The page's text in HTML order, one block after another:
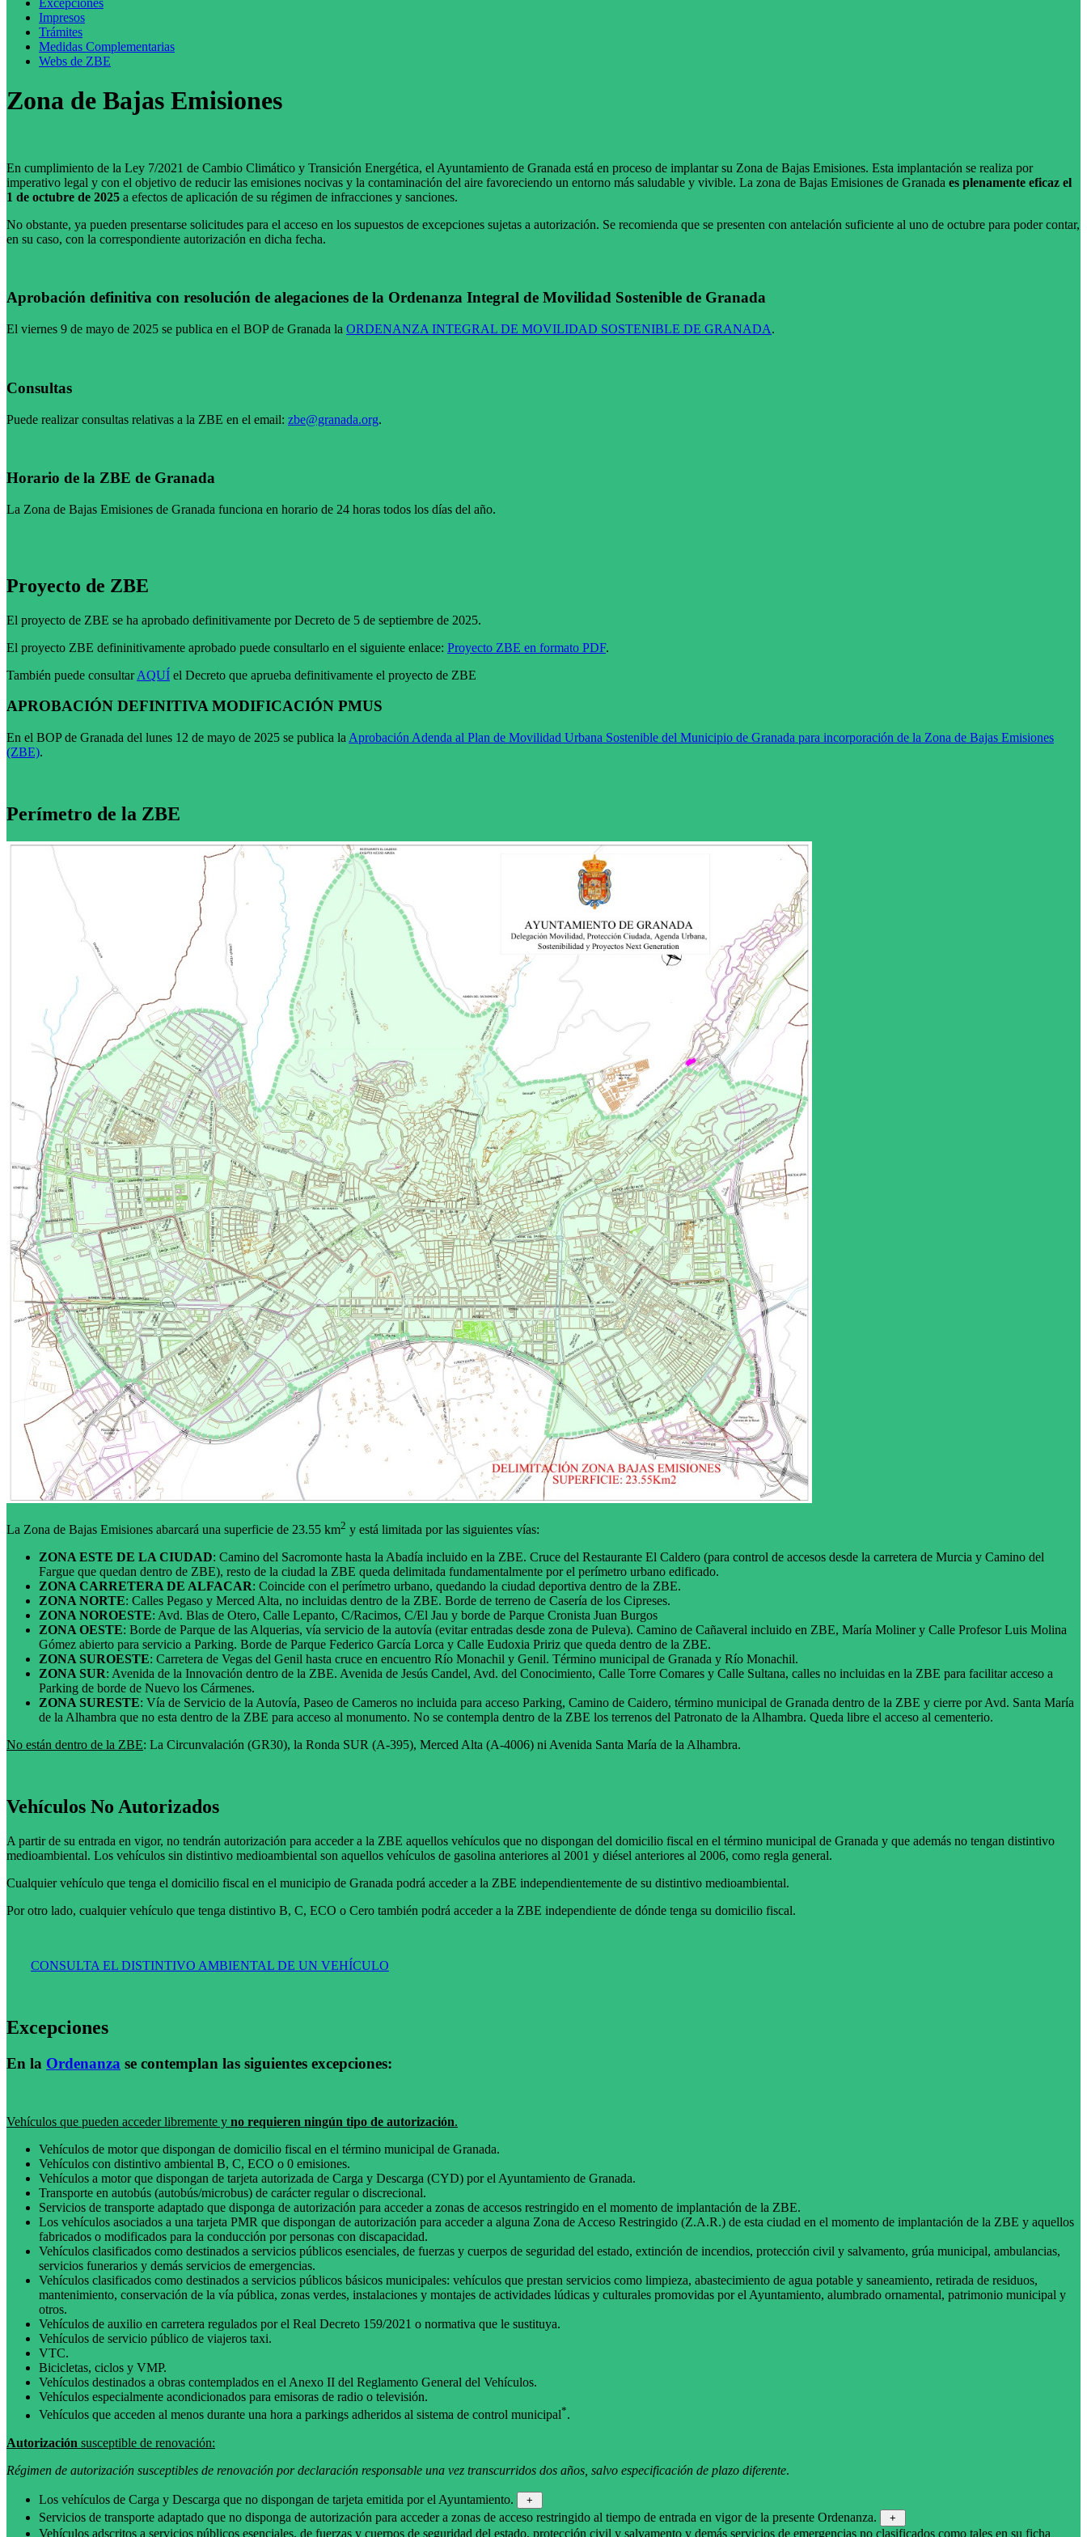
Impresos
Trámites
Medidas Complementarias
Webs de ZBE
Zona de Bajas Emisiones
En cumplimiento de la Ley 7/2021 de Cambio Climático y Transición Energética, el Ayuntamiento de Granada está en proceso de implantar su Zona de Bajas Emisiones. Esta implantación se realiza por
imperativo legal y con el objetivo de reducir las emisiones nocivas y la contaminación del aire favoreciendo un entorno más saludable y vivible. La zona de Bajas Emisiones de Granada es plenamente eficaz el
1 de octubre de 2025 a efectos de aplicación de su régimen de infracciones y sanciones.
No obstante, ya pueden presentarse solicitudes para el acceso en los supuestos de excepciones sujetas a autorización. Se recomienda que se presenten con antelación suficiente al uno de octubre para poder contar,
en su caso, con la correspondiente autorización en dicha fecha.
Aprobación definitiva con resolución de alegaciones de la Ordenanza Integral de Movilidad Sostenible de Granada
El viernes 9 de mayo de 2025 se publica en el BOP de Granada la ORDENANZA INTEGRAL DE MOVILIDAD SOSTENIBLE DE GRANADA.
Consultas
Puede realizar consultas relativas a la ZBE en el email: zbe@granada.org.
Horario de la ZBE de Granada
La Zona de Bajas Emisiones de Granada funciona en horario de 24 horas todos los días del año.
Proyecto de ZBE
El proyecto de ZBE se ha aprobado definitivamente por Decreto de 5 de septiembre de 2025.
El proyecto ZBE defininitivamente aprobado puede consultarlo en el siguiente enlace: Proyecto ZBE en formato PDF.
También puede consultarAQUÍ el Decreto que aprueba definitivamente el proyecto de ZBE
APROBACIÓN DEFINITIVA MODIFICACIÓN PMUS
En el BOP de Granada del lunes 12 de mayo de 2025 se publica la Aprobación Adenda al Plan de Movilidad Urbana Sostenible del Municipio de Granada para incorporación de la Zona de Bajas Emisiones
(ZBE).
Perímetro de la ZBE
La Zona de Bajas Emisiones abarcará una superficie de 23.55 km2 y está limitada por las siguientes vías:
ZONA ESTE DE LA CIUDAD: Camino del Sacromonte hasta la Abadía incluido en la ZBE. Cruce del Restaurante El Caldero (para control de accesos desde la carretera de Murcia y Camino del
Fargue que quedan dentro de ZBE), resto de la ciudad la ZBE queda delimitada fundamentalmente por el perímetro urbano edificado.
ZONA CARRETERA DE ALFACAR: Coincide con el perímetro urbano, quedando la ciudad deportiva dentro de la ZBE.
ZONA NORTE: Calles Pegaso y Merced Alta, no incluidas dentro de la ZBE. Borde de terreno de Casería de los Cipreses.
ZONA NOROESTE: Avd. Blas de Otero, Calle Lepanto, C/Racimos, C/El Jau y borde de Parque Cronista Juan Burgos
ZONA OESTE: Borde de Parque de las Alquerias, vía servicio de la autovía (evitar entradas desde zona de Puleva). Camino de Cañaveral incluido en ZBE, María Moliner y Calle Profesor Luis Molina
Gómez abierto para servicio a Parking. Borde de Parque Federico García Lorca y Calle Eudoxia Pririz que queda dentro de la ZBE.
ZONA SUROESTE: Carretera de Vegas del Genil hasta cruce en encuentro Río Monachil y Genil. Término municipal de Granada y Río Monachil.
ZONA SUR: Avenida de la Innovación dentro de la ZBE. Avenida de Jesús Candel, Avd. del Conocimiento, Calle Torre Comares y Calle Sultana, calles no incluidas en la ZBE para facilitar acceso a
Parking de borde de Nuevo los Cármenes.
ZONA SURESTE: Vía de Servicio de la Autovía, Paseo de Cameros no incluida para acceso Parking, Camino de Caidero, término municipal de Granada dentro de la ZBE y cierre por Avd. Santa María
de la Alhambra que no esta dentro de la ZBE para acceso al monumento. No se contempla dentro de la ZBE los terrenos del Patronato de la Alhambra. Queda libre el acceso al cementerio.
No están dentro de la ZBE: La Circunvalación (GR30), la Ronda SUR (A-395), Merced Alta (A-4006) ni Avenida Santa María de la Alhambra.
Vehículos No Autorizados
A partir de su entrada en vigor, no tendrán autorización para acceder a la ZBE aquellos vehículos que no dispongan del domicilio fiscal en el término municipal de Granada y que además no tengan distintivo
medioambiental. Los vehículos sin distintivo medioambiental son aquellos vehículos de gasolina anteriores al 2001 y diésel anteriores al 2006, como regla general.
Cualquier vehículo que tenga el domicilio fiscal en el municipio de Granada podrá acceder a la ZBE independientemente de su distintivo medioambiental.
Por otro lado, cualquier vehículo que tenga distintivo B, C, ECO o Cero también podrá acceder a la ZBE independiente de dónde tenga su domicilio fiscal.
CONSULTA EL DISTINTIVO AMBIENTAL DE UN VEHÍCULO
Excepciones
En la Ordenanza se contemplan las siguientes excepciones:
Vehículos que pueden acceder libremente y no requieren ningún tipo de autorización.
Vehículos de motor que dispongan de domicilio fiscal en el término municipal de Granada.
Vehículos con distintivo ambiental B, C, ECO o 0 emisiones.
Vehículos a motor que dispongan de tarjeta autorizada de Carga y Descarga (CYD) por el Ayuntamiento de Granada.
Transporte en autobús (autobús/microbus) de carácter regular o discrecional.
Servicios de transporte adaptado que disponga de autorización para acceder a zonas de accesos restringido en el momento de implantación de la ZBE.
Los vehículos asociados a una tarjeta PMR que dispongan de autorización para acceder a alguna Zona de Acceso Restringido (Z.A.R.) de esta ciudad en el momento de implantación de la ZBE y aquellos
fabricados o modificados para la conducción por personas con discapacidad.
Vehículos clasificados como destinados a servicios públicos esenciales, de fuerzas y cuerpos de seguridad del estado, extinción de incendios, protección civil y salvamento, grúa municipal, ambulancias,
servicios funerarios y demás servicios de emergencias.
Vehículos clasificados como destinados a servicios públicos básicos municipales: vehículos que prestan servicios como limpieza, abastecimiento de agua potable y saneamiento, retirada de residuos,
mantenimiento, conservación de la vía pública, zonas verdes, instalaciones y montajes de actividades lúdicas y culturales promovidas por el Ayuntamiento, alumbrado ornamental, patrimonio municipal y
otros.
Vehículos de auxilio en carretera regulados por el Real Decreto 159/2021 o normativa que le sustituya.
Vehículos de servicio público de viajeros taxi.
VTC.
Bicicletas, ciclos y VMP.
Vehículos destinados a obras contemplados en el Anexo II del Reglamento General del Vehículos.
Vehículos especialmente acondicionados para emisoras de radio o televisión.
Vehículos que acceden al menos durante una hora a parkings adheridos al sistema de control municipal*.
Autorización susceptible de renovación:
Régimen de autorización susceptibles de renovación por declaración responsable una vez transcurridos dos años, salvo especificación de plazo diferente.
Los vehículos de Carga y Descarga que no dispongan de tarjeta emitida por el Ayuntamiento. +
Servicios de transporte adaptado que no disponga de autorización para acceder a zonas de acceso restringido al tiempo de entrada en vigor de la presente Ordenanza. +
Vehículos adscritos a servicios públicos esenciales, de fuerzas y cuerpos de seguridad del estado, protección civil y salvamento y demás servicios de emergencias no clasificados como tales en su ficha